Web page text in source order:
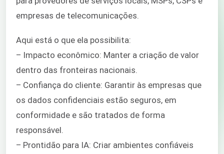
empresas de telecomunicações.
Aqui está o que ela possibilita:
– Impacto econômico: Manter a criação de valor
dentro das fronteiras nacionais.
– Confiança do cliente: Garantir às empresas que
os dados confidenciais estão seguros, em
conformidade e são tratados de forma
responsável.
– Prontidão para IA: Criar ambientes confiáveis